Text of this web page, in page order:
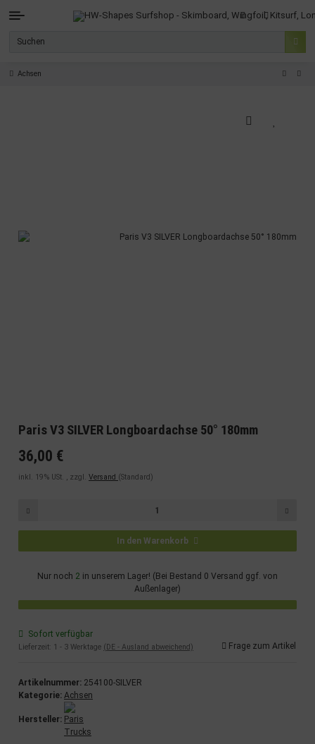
Achsen
Paris V3 SILVER Longboardachse 50° 180mm
36,00 €
inkl. 19% USt. , zzgl. Versand (Standard)
In den Warenkorb
Nur noch 2 in unserem Lager! (Bei Bestand 0 Versand ggf. von
Außenlager)
Sofort verfügbar
Lieferzeit: 1 - 3 Werktage (DE - Ausland abweichend) Frage zum Artikel
Artikelnummer: 254100-SILVER
Kategorie: Achsen
Hersteller: